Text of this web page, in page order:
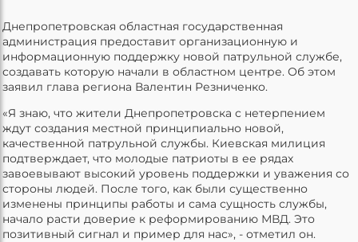
Днепропетровская областная государственная
администрация предоставит организационную и
информационную поддержку новой патрульной службе,
создавать которую начали в областном центре. Об этом
заявил глава региона Валентин Резниченко.
«Я знаю, что жители Днепропетровска с нетерпением
ждут создания местной принципиально новой,
качественной патрульной службы. Киевская милиция
подтверждает, что молодые патриоты в ее рядах
завоевывают высокий уровень поддержки и уважения со
стороны людей. После того, как были существенно
изменены принципы работы и сама сущность службы,
начало расти доверие к реформированию МВД. Это
позитивный сигнал и пример для нас», - отметил он.